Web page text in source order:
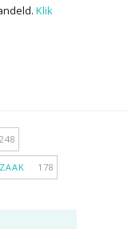
Klik
248
178